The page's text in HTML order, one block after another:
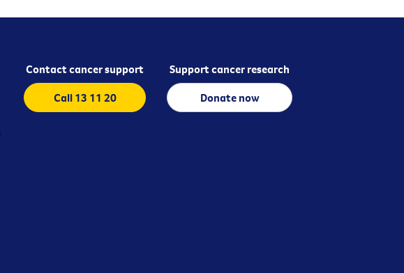
Contact cancer support
Call 13 11 20
Support cancer research
Donate now